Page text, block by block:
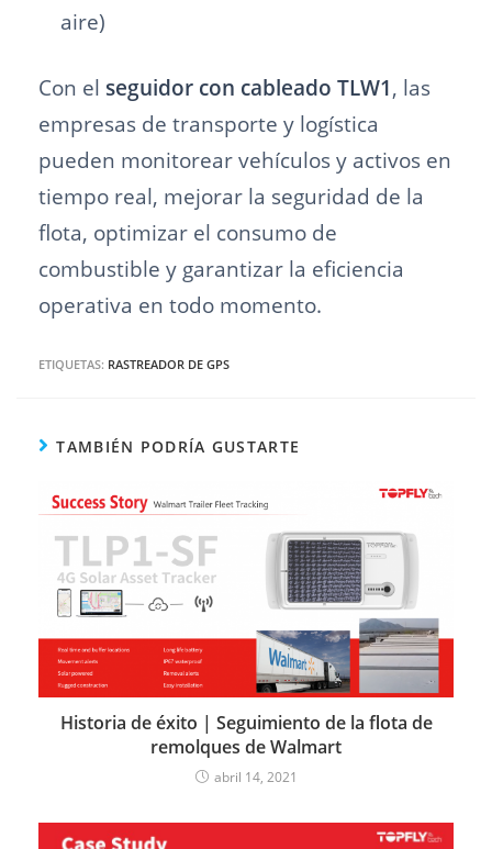
aire)
Con el seguidor con cableado TLW1, las
empresas de transporte y logística
pueden monitorear vehículos y activos en
tiempo real, mejorar la seguridad de la
flota, optimizar el consumo de
combustible y garantizar la eficiencia
operativa en todo momento.
ETIQUETAS: RASTREADOR DE GPS
TAMBIÉN PODRÍA GUSTARTE
Historia de éxito | Seguimiento de la flota de
remolques de Walmart
abril 14, 2021